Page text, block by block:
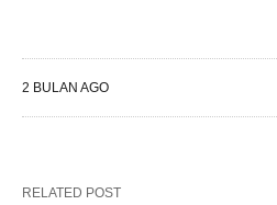
2 BULAN AGO
RELATED POST